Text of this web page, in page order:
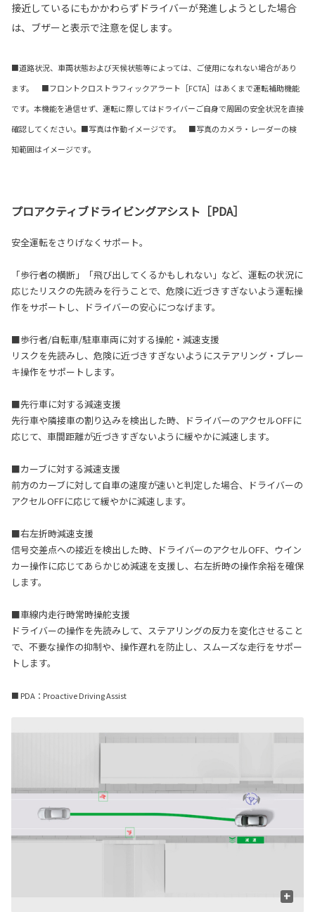
接近しているにもかかわらずドライバーが発進しようとした場合
は、ブザーと表示で注意を促します。
■道路状況、車両状態および天候状態等によっては、ご使用になれない場合があり
ます。 ■フロントクロストラフィックアラート［FCTA］はあくまで運転補助機能
です。本機能を過信せず、運転に際してはドライバーご自身で周囲の安全状況を直接
確認してください。■写真は作動イメージです。 ■写真のカメラ・レーダーの検
知範囲はイメージです。
プロアクティブドライビングアシスト［PDA］
安全運転をさりげなくサポート。
「歩行者の横断」「飛び出してくるかもしれない」など、運転の状況に
応じたリスクの先読みを行うことで、危険に近づきすぎないよう運転操
作をサポートし、ドライバーの安心につなげます。
■歩行者/自転車/駐車車両に対する操舵・減速支援
リスクを先読みし、危険に近づきすぎないようにステアリング・ブレー
キ操作をサポートします。
■先行車に対する減速支援
先行車や隣接車の割り込みを検出した時、ドライバーのアクセルOFFに
応じて、車間距離が近づきすぎないように緩やかに減速します。
■カーブに対する減速支援
前方のカーブに対して自車の速度が速いと判定した場合、ドライバーの
アクセルOFFに応じて緩やかに減速します。
■右左折時減速支援
信号交差点への接近を検出した時、ドライバーのアクセルOFF、ウイン
カー操作に応じてあらかじめ減速を支援し、右左折時の操作余裕を確保
します。
■車線内走行時常時操舵支援
ドライバーの操作を先読みして、ステアリングの反力を変化させること
で、不要な操作の抑制や、操作遅れを防止し、スムーズな走行をサポー
トします。
■ PDA：Proactive Driving Assist
+